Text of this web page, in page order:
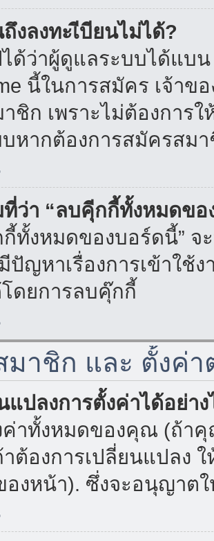
งลงทะเีบียนไม่ได้?
ด้ว่าผู้ดูแลระบบได้แบ
นี้ในการสมัคร เจ้าข
ชิก เพราะไม่ต้องการ
หากต้องการสมัครสม
ว่า “ลบคุีกกี้ทั้งหมดขอ
ทั้งหมดของบอร์ดนี้” จ
ญหาเรื่องการเข้าใช้
ดยการลบคุ๊กกี้
มาชิก และ ตั้งค่า
แปลงการตั้งค่าได้อย่าง
าทั้งหมดของคุณ (ถ้าคุ
ต้องการเปลี่ยนแปลง
งหน้า). ซึ่งจะอนุญาต